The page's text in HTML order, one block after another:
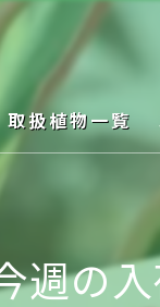
取扱植物一覧
週の